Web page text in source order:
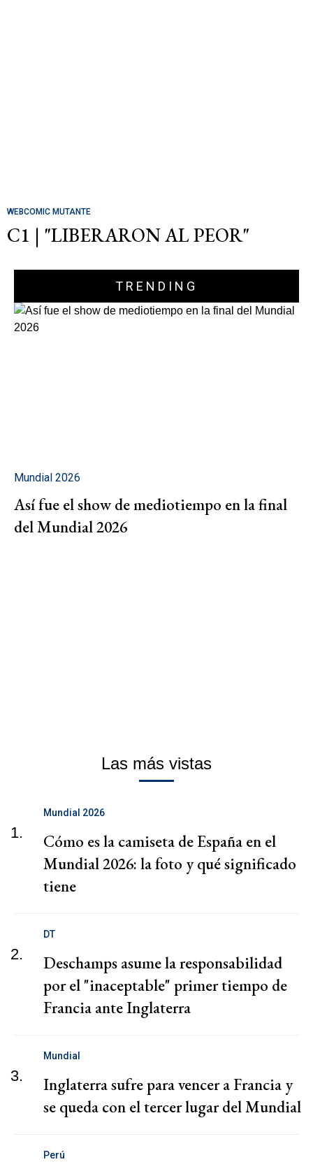
WEBCOMIC MUTANTE
C1 | "LIBERARON AL PEOR"
TRENDING
Mundial 2026
Así fue el show de mediotiempo en la final
del Mundial 2026
Las más vistas
1.
Mundial 2026
Cómo es la camiseta de España en el
Mundial 2026: la foto y qué significado
tiene
2.
DT
Deschamps asume la responsabilidad
por el "inaceptable" primer tiempo de
Francia ante Inglaterra
3.
Mundial
Inglaterra sufre para vencer a Francia y
se queda con el tercer lugar del Mundial
Perú